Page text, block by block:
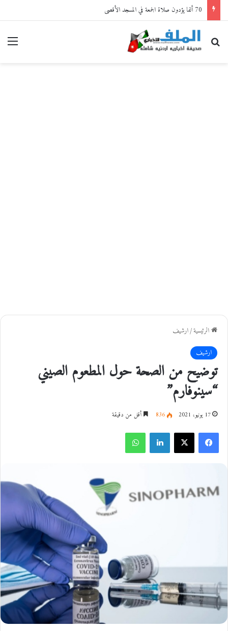
70 ألفا يؤدون صلاة الجمعة في المسجد الأقصى
بحث عن
الرئيسية/ارشيف
ارشيف
توضيح من الصحة حول المطعوم الصيني
“سينوفارم”
17 يونيو، 2021 836 أقل من دقيقة
فيسبوك